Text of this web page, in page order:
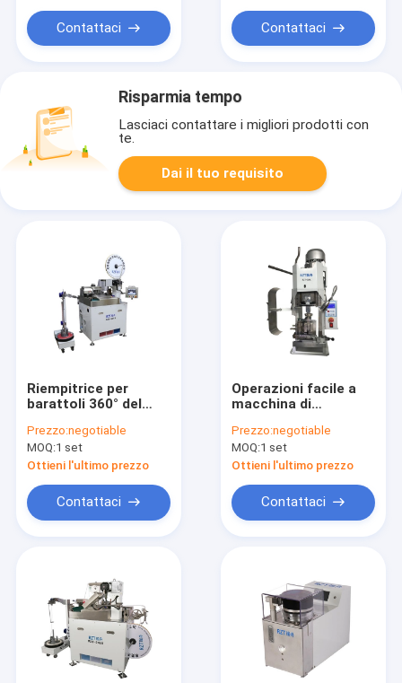
Contattaci Contattaci
Risparmia tempo
Lasciaci contattare i migliori prodotti con
te.
Dai il tuo requisito
Riempitrice per
barattoli 360° del
pieno che gira 950 *
800 * 1290MM
Prezzo:negotiable
MOQ:1 set
Ottieni l'ultimo prezzo
Contattaci
Operazioni facile a
macchina di
600 * 300 * 600MM di
grande capacità
Prezzo:negotiable
MOQ:1 set
Ottieni l'ultimo prezzo
Contattaci